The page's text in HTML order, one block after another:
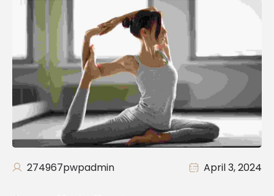
274967pwpadmin April 3, 2024